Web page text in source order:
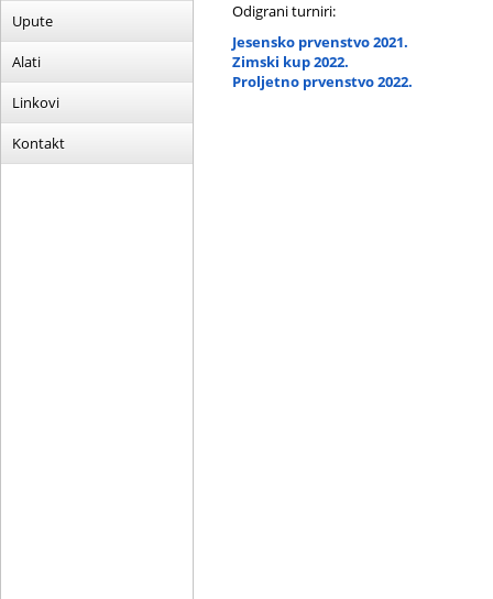
Upute
Alati
Linkovi
Kontakt
Odigrani turniri:
Jesensko prvenstvo 2021.
Zimski kup 2022.
Proljetno prvenstvo 2022.